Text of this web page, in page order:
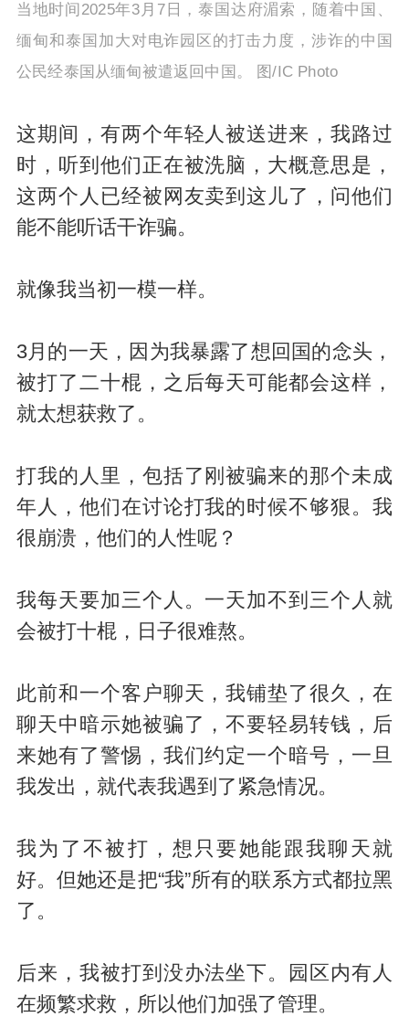
当地时间2025年3月7日，泰国达府湄索，随着中国、
缅甸和泰国加大对电诈园区的打击力度，涉诈的中国
公民经泰国从缅甸被遣返回中国。 图/IC Photo
这期间，有两个年轻人被送进来，我路过
时，听到他们正在被洗脑，大概意思是，
这两个人已经被网友卖到这儿了，问他们
能不能听话干诈骗。
就像我当初一模一样。
3月的一天，因为我暴露了想回国的念头，
被打了二十棍，之后每天可能都会这样，
就太想获救了。
打我的人里，包括了刚被骗来的那个未成
年人，他们在讨论打我的时候不够狠。我
很崩溃，他们的人性呢？
我每天要加三个人。一天加不到三个人就
会被打十棍，日子很难熬。
此前和一个客户聊天，我铺垫了很久，在
聊天中暗示她被骗了，不要轻易转钱，后
来她有了警惕，我们约定一个暗号，一旦
我发出，就代表我遇到了紧急情况。
我为了不被打，想只要她能跟我聊天就
好。但她还是把“我”所有的联系方式都拉黑
了。
后来，我被打到没办法坐下。园区内有人
在频繁求救，所以他们加强了管理。